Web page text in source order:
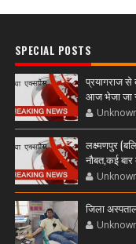
SPECIAL POSTS
प्रयागराज से
आज भेजा जा
लक्ष्मणपुर
नौबत,कई
जिला